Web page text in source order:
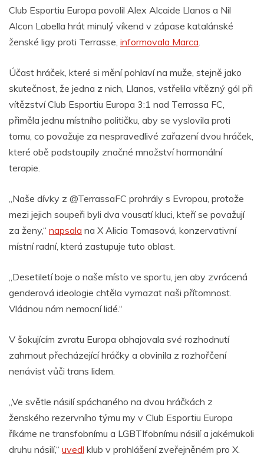
Club Esportiu Europa povolil Alex Alcaide Llanos a Nil
Alcon Labella hrát minulý víkend v zápase katalánské
ženské ligy proti Terrasse, informovala Marca.
Účast hráček, které si mění pohlaví na muže, stejně jako
skutečnost, že jedna z nich, Llanos, vstřelila vítězný gól při
vítězství Club Esportiu Europa 3:1 nad Terrassa FC,
přiměla jednu místního političku, aby se vyslovila proti
tomu, co považuje za nespravedlivé zařazení dvou hráček,
které obě podstoupily značné množství hormonální
terapie.
„Naše dívky z @TerrassaFC prohrály s Evropou, protože
mezi jejich soupeři byli dva vousatí kluci, kteří se považují
za ženy,“ napsala na X Alicia Tomasová, konzervativní
místní radní, která zastupuje tuto oblast.
„Desetiletí boje o naše místo ve sportu, jen aby zvrácená
genderová ideologie chtěla vymazat naši přítomnost.
Vládnou nám nemocní lidé.“
V šokujícím zvratu Europa obhajovala své rozhodnutí
zahrnout přecházející hráčky a obvinila z rozhořčení
nenávist vůči trans lidem.
„Ve světle násilí spáchaného na dvou hráčkách z
ženského rezervního týmu my v Club Esportiu Europa
říkáme ne transfobnímu a LGBTIfobnímu násilí a jakémukoli
druhu násilí,“ uvedl klub v prohlášení zveřejněném pro X.